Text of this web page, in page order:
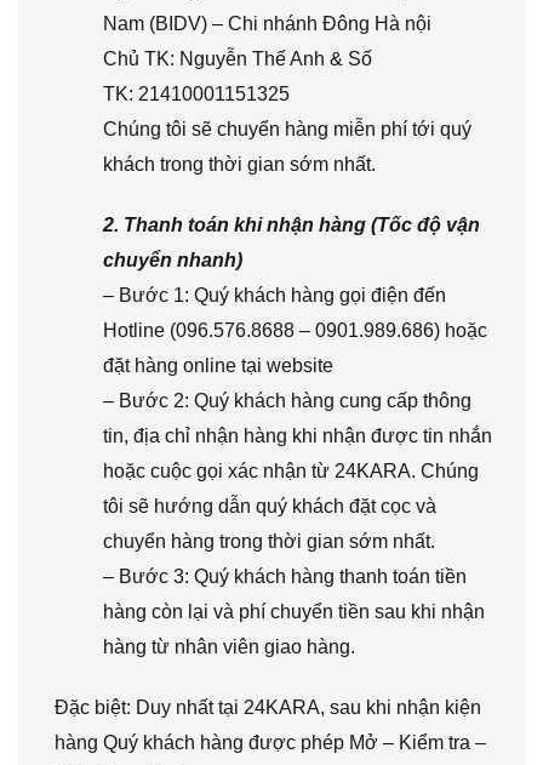
Nam (BIDV) – Chi nhánh Đông Hà nội
Chủ TK: Nguyễn Thế Anh & Số
TK: 21410001151325
Chúng tôi sẽ chuyển hàng miễn phí tới quý
khách trong thời gian sớm nhất.
2. Thanh toán khi nhận hàng (Tốc độ vận
chuyển nhanh)
– Bước 1: Quý khách hàng gọi điện đến
Hotline (096.576.8688 – 0901.989.686) hoặc
đặt hàng online tại website
– Bước 2: Quý khách hàng cung cấp thông
tin, địa chỉ nhận hàng khi nhận được tin nhắn
hoặc cuộc gọi xác nhận từ 24KARA. Chúng
tôi sẽ hướng dẫn quý khách đặt cọc và
chuyển hàng trong thời gian sớm nhất.
– Bước 3: Quý khách hàng thanh toán tiền
hàng còn lại và phí chuyển tiền sau khi nhận
hàng từ nhân viên giao hàng.
Đặc biệt: Duy nhất tại 24KARA, sau khi nhận kiện
hàng Quý khách hàng được phép Mở – Kiểm tra –